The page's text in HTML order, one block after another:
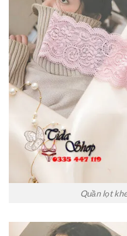
Quần lọt